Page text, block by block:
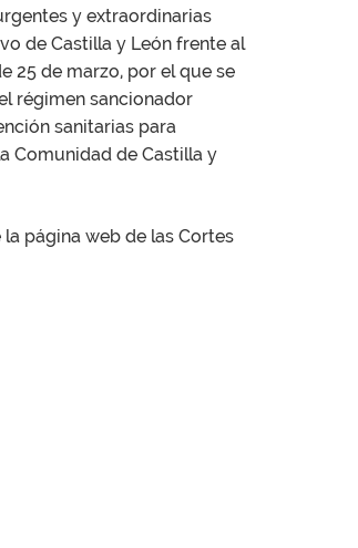
y extraordinarias
de Castilla y León frente al
25 de marzo, por el que se
régimen sancionador
sanitarias para
Comunidad de Castilla y
la página web de las Cortes